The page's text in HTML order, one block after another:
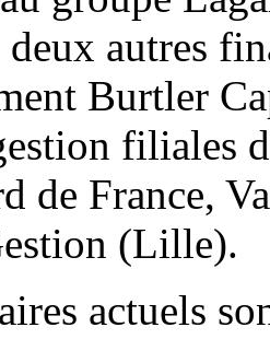
autres
Burtler
filiales
de France,
(Lille).
actuels